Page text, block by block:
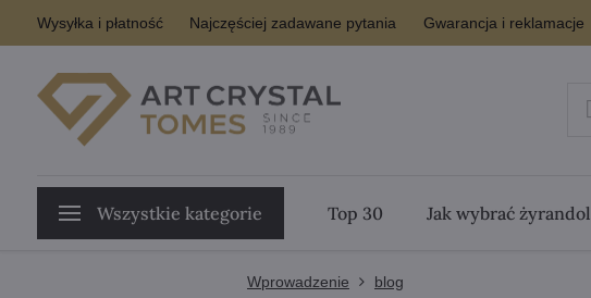
Wysyłka i płatność Najczęściej zadawane pytania Gwarancja i reklamacje
Wszystkie kategorie Top 30 Jak wybrać żyrandol
Wprowadzenie blog